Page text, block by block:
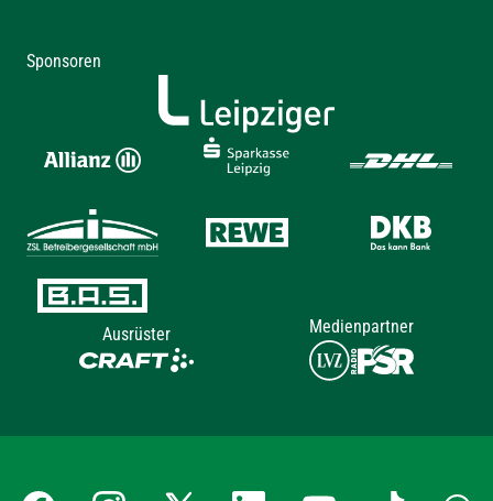
Sponsoren
Ausrüster Medienpartner